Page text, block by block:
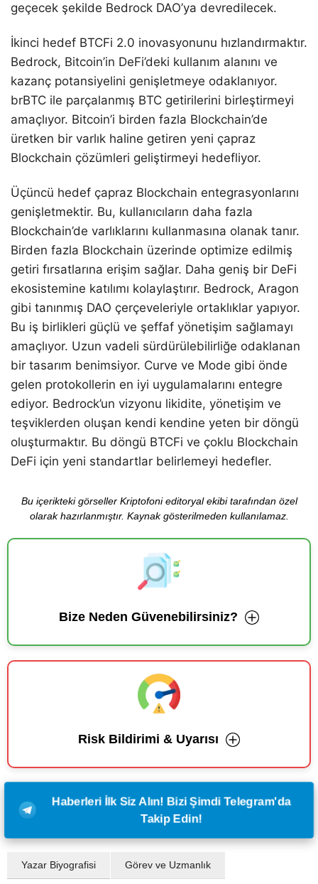
geçecek şekilde Bedrock DAO’ya devredilecek.
İkinci hedef BTCFi 2.0 inovasyonunu hızlandırmaktır.
Bedrock, Bitcoin’in DeFi’deki kullanım alanını ve
kazanç potansiyelini genişletmeye odaklanıyor.
brBTC ile parçalanmış BTC getirilerini birleştirmeyi
amaçlıyor. Bitcoin’i birden fazla Blockchain’de
üretken bir varlık haline getiren yeni çapraz
Blockchain çözümleri geliştirmeyi hedefliyor.
Üçüncü hedef çapraz Blockchain entegrasyonlarını
genişletmektir. Bu, kullanıcıların daha fazla
Blockchain’de varlıklarını kullanmasına olanak tanır.
Birden fazla Blockchain üzerinde optimize edilmiş
getiri fırsatlarına erişim sağlar. Daha geniş bir DeFi
ekosistemine katılımı kolaylaştırır. Bedrock, Aragon
gibi tanınmış DAO çerçeveleriyle ortaklıklar yapıyor.
Bu iş birlikleri güçlü ve şeffaf yönetişim sağlamayı
amaçlıyor. Uzun vadeli sürdürülebilirliğe odaklanan
bir tasarım benimsiyor. Curve ve Mode gibi önde
gelen protokollerin en iyi uygulamalarını entegre
ediyor. Bedrock’un vizyonu likidite, yönetişim ve
teşviklerden oluşan kendi kendine yeten bir döngü
oluşturmaktır. Bu döngü BTCFi ve çoklu Blockchain
DeFi için yeni standartlar belirlemeyi hedefler.
Bu içerikteki görseller Kriptofoni editoryal ekibi tarafından özel
olarak hazırlanmıştır. Kaynak gösterilmeden kullanılamaz.
Bize Neden Güvenebilirsiniz?
Risk Bildirimi & Uyarısı
Haberleri İlk Siz Alın! Bizi Şimdi Telegram'da
Takip Edin!
Yazar Biyografisi Görev ve Uzmanlık